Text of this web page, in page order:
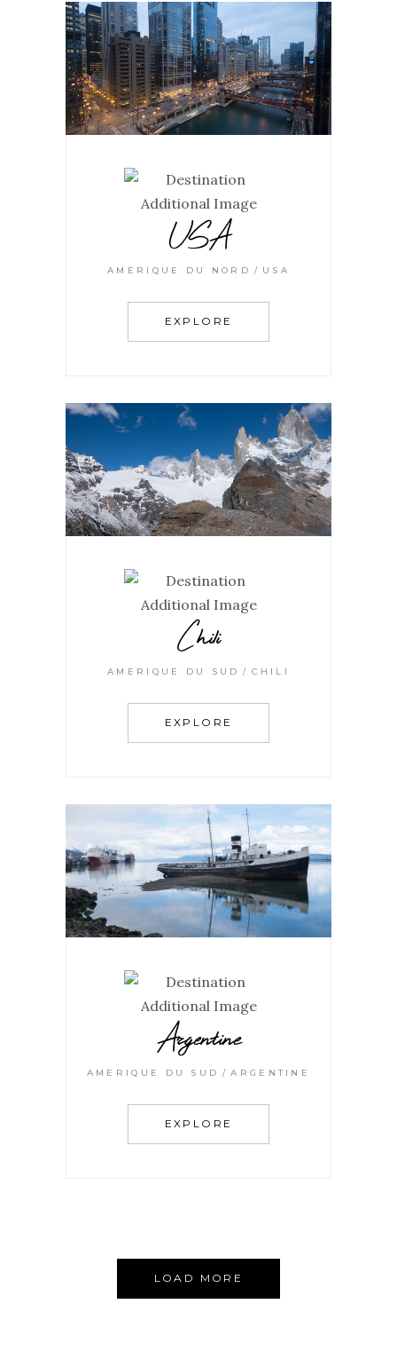
USA
AMERIQUE DU NORD USA
EXPLORE
Chili
AMERIQUE DU SUD CHILI
EXPLORE
Argentine
AMERIQUE DU SUD ARGENTINE
EXPLORE
LOAD MORE